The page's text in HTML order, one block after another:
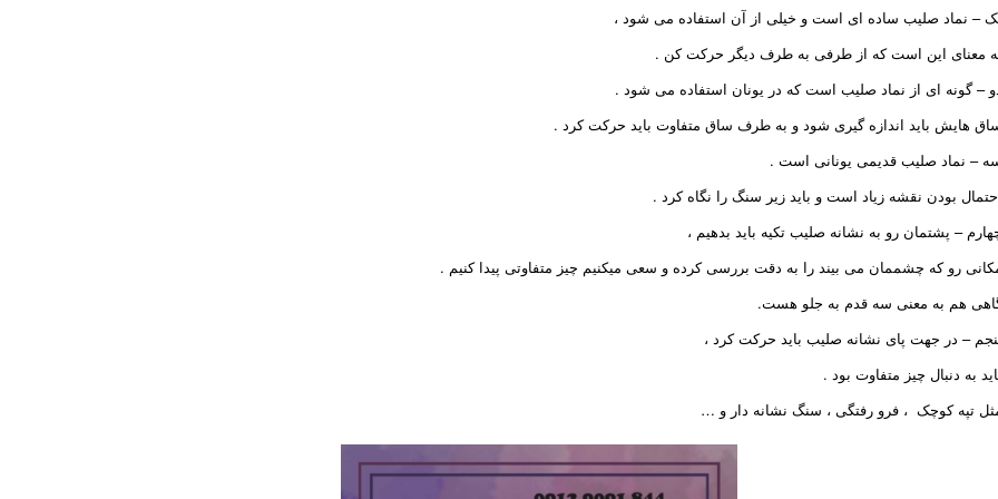
– نماد صلیب ساده ای است و خیلی از آن استفاده می شود ،
معنای این است که از طرفی به طرف دیگر حرکت کن .
– گونه ای از نماد صلیب است که در یونان استفاده می شود .
هایش باید اندازه گیری شود و به طرف ساق متفاوت باید حرکت کرد .
– نماد صلیب قدیمی یونانی است .
بودن نقشه زیاد است و باید زیر سنگ را نگاه کرد .
– پشتمان رو به نشانه صلیب تکیه باید بدهیم ،
رو که چشممان می بیند را به دقت بررسی کرده و سعی میکنیم چیز متفاوتی پیدا کنیم .
هم به معنی سه قدم به جلو هست.
– در جهت پای نشانه صلیب باید حرکت کرد ،
به دنبال چیز متفاوت بود .
تپه کوچک ، فرو رفتگی ، سنگ نشانه دار و …